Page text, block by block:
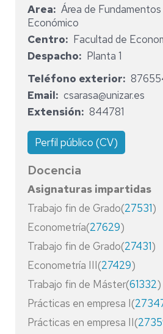
Area
Área de Fundamentos
Económico
Centro
Facultad de
Despacho
Planta 1
Teléfono exterior
Email
csarasa@unizar.es
Extensión
844781
Perfil público (CV)
Docencia
Asignaturas impartidas
Trabajo fin de Grado(27531)
Econometría(27629)
Trabajo fin de Grado(27431)
Econometría III(27429)
Trabajo fin de Máster(61332)
Prácticas en empresa I(
Prácticas en empresa II(